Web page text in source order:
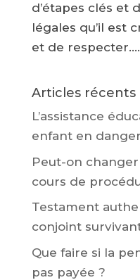
d’étapes clés et
légales qu’il est
et de respecter....
Articles récents
L’assistance
enfant en danger
Peut-on
cours de
Testament
conjoint
Que faire si la
pas payée ?